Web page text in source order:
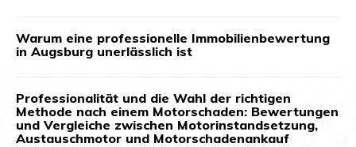
Warum eine professionelle Immobilienbewertung
in Augsburg unerlässlich ist
Professionalität und die Wahl der richtigen
Methode nach einem Motorschaden: Bewertungen
und Vergleiche zwischen Motorinstandsetzung,
Austauschmotor und Motorschadenankauf